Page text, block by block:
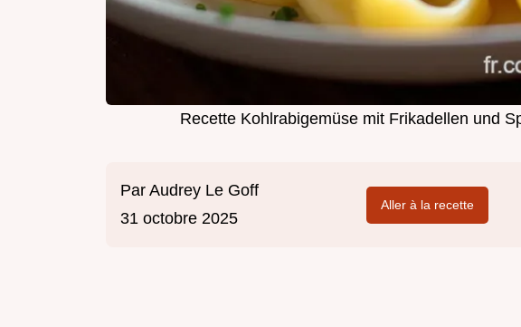
Recette Kohlrabigemüse mit Frikadellen und
Par Audrey Le Goff
31 octobre 2025
Aller à la recette